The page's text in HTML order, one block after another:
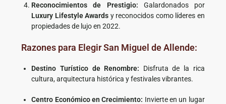
Reconocimientos de Prestigio: Galardonados por
Luxury Lifestyle Awards y reconocidos como líderes en
propiedades de lujo en 2022.
Razones para Elegir San Miguel de Allende:
Destino Turístico de Renombre: Disfruta de la rica
cultura, arquitectura histórica y festivales vibrantes.
Centro Económico en Crecimiento: Invierte en un lugar